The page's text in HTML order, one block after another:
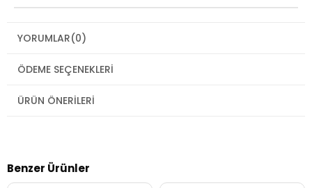
YORUMLAR(0)
ÖDEME SEÇENEKLERI
ÜRÜN ÖNERILERI
Benzer Ürünler